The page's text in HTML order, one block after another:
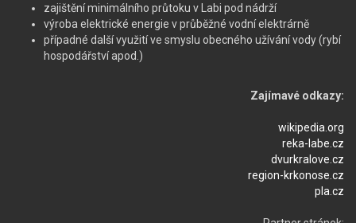
zajištění minimálního průtoku v Labi pod nádrží
výroba elektrické energie v průběžné vodní elektrárně
případné další využití ve smyslu obecného užívání vody (rybí
hospodářství apod.)
Zajímavé odkazy:
wikipedia.org
reka-labe.cz
dvurkralove.cz
region-krkonose.cz
pla.cz